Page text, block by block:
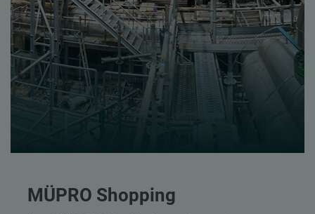
MÜPRO Shopping